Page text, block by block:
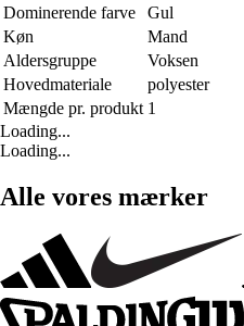
Dominerende farve
Gul
Køn
Mand
Aldersgruppe
Voksen
Hovedmateriale
polyester
Mængde pr. produkt 1
Loading...
Loading...
Alle vores mærker